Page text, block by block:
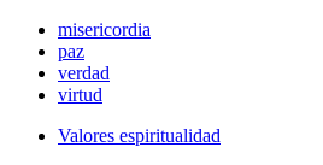
misericordia
paz
verdad
virtud
Valores espiritualidad